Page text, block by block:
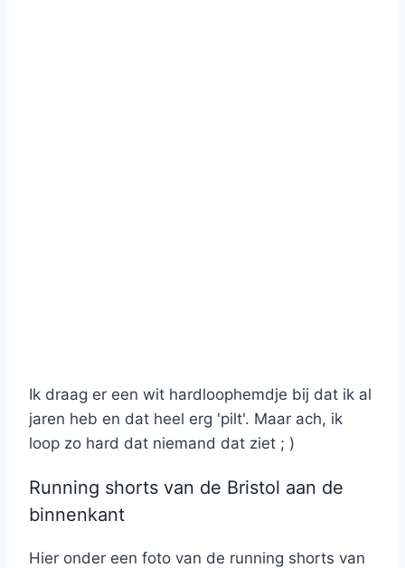
Ik draag er een wit hardloophemdje bij dat ik al
jaren heb en dat heel erg 'pilt'. Maar ach, ik
loop zo hard dat niemand dat ziet ; )
Running shorts van de Bristol aan de
binnenkant
Hier onder een foto van de running shorts van